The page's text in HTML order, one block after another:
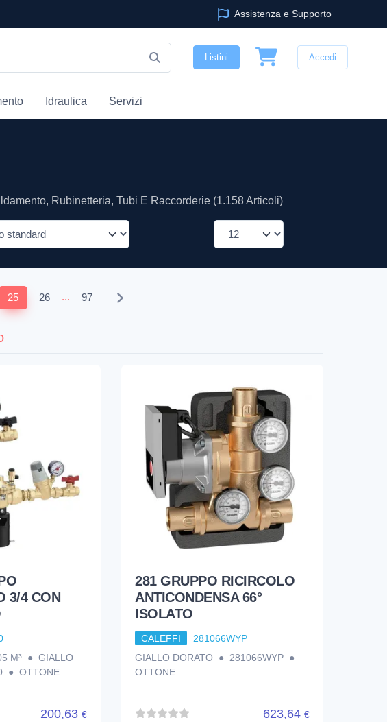
Assistenza e Supporto
Listini Accedi
Idraulica Servizi
Rubinetteria, Tubi E Raccorderie (1.158 Articoli)
25 26 ... 97
3/4 CON
M³ ● GIALLO
● OTTONE
200,63€
281 GRUPPO RICIRCOLO
ANTICONDENSA 66°
ISOLATO
CALEFFI
281066WYP
GIALLO DORATO ● 281066WYP ●
OTTONE
623,64 €